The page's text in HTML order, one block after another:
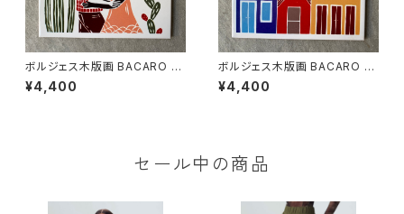
ボルジェス木版画 BACARO B
ORGES タイル『踊る男女』
¥4,400
ボルジェス木版画 BACARO B
ORGES タイル『昼の鳥と夜の
家』
¥4,400
セール中の商品